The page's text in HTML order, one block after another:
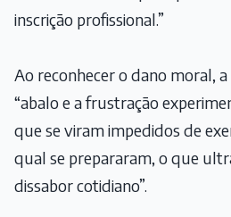
inscrição profissional.”
Ao reconhecer o dano moral,
“abalo e a frustração
que se viram impedidos de
qual se prepararam, o que
dissabor cotidiano”.